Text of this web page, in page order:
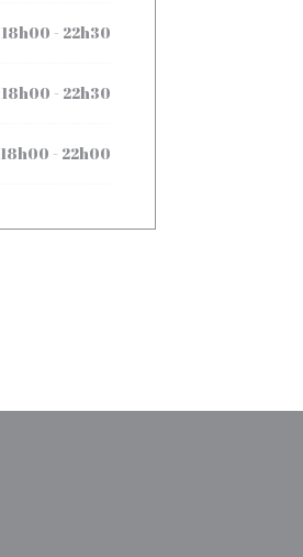
18h00 - 22h30
18h00 - 22h30
18h00 - 22h00